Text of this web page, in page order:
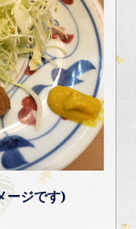
ージです)